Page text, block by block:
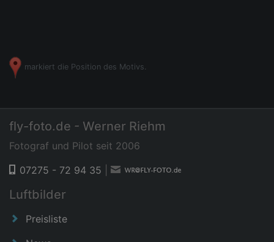
markiert die Position des Motivs.
fly-foto.de - Werner Riehm
Fotograf und Pilot seit 2006
07275 - 72 94 35
Luftbilder
Preisliste